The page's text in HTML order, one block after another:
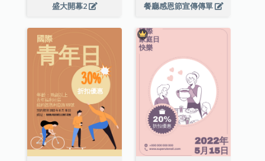
盛大開幕2 餐廳感恩節宣傳傳單